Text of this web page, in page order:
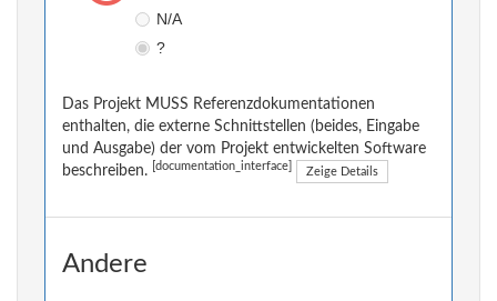
N/A
?
Das Projekt MUSS Referenzdokumentationen
enthalten, die externe Schnittstellen (beides, Eingabe
und Ausgabe) der vom Projekt entwickelten Software
beschreiben.
[documentation_interface] Zeige Details
Andere